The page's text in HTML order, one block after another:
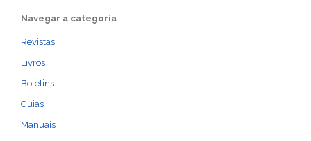
Navegar a categoria
Revistas
Livros
Boletins
Guias
Manuais